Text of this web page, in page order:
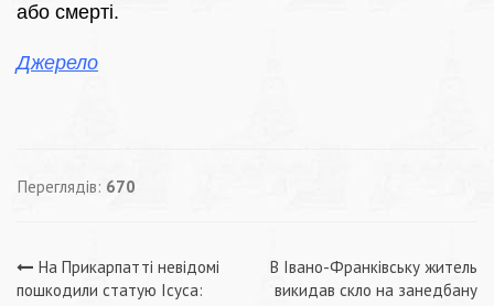
або смерті.
Джерело
Переглядів: 670
Навігація
На Прикарпатті невідомі
пошкодили статую Ісуса:
В Івано-Франківську житель
викидав скло на занедбану